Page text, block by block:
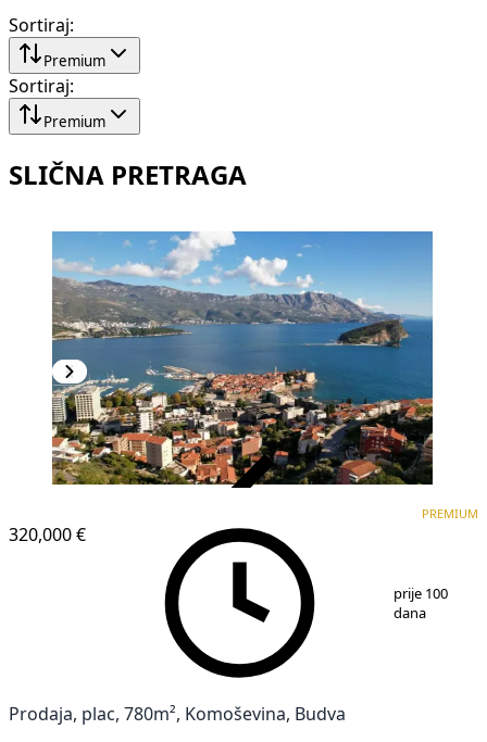
Sortiraj:
Premium
Sortiraj:
Premium
SLIČNA PRETRAGA
320,000 €
PREMIUM
prije 100
dana
Prodaja, plac, 780m², Komoševina, Budva